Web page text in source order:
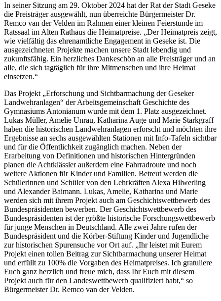
In seiner Sitzung am 29. Oktober 2024 hat der Rat der Stadt Geseke
die Preisträger ausgewählt, nun überreichte Bürgermeister Dr.
Remco van der Velden im Rahmen einer kleinen Feierstunde im
Ratssaal im Alten Rathaus die Heimatpreise. „Der Heimatpreis zeigt,
wie vielfältig das ehrenamtliche Engagement in Geseke ist. Die
ausgezeichneten Projekte machen unsere Stadt lebendig und
zukunftsfähig. Ein herzliches Dankeschön an alle Preisträger und an
alle, die sich tagtäglich für ihre Mitmenschen und ihre Heimat
einsetzen.“
Das Projekt „Erforschung und Sichtbarmachung der Geseker
Landwehranlagen“ der Arbeitsgemeinschaft Geschichte des
Gymnasiums Antonianum wurde mit dem 1. Platz ausgezeichnet.
Lukas Müller, Amelie Unrau, Katharina Auge und Marie Starkgraff
haben die historischen Landwehranlagen erforscht und möchten ihre
Ergebnisse an sechs ausgewählten Stationen mit Info-Tafeln sichtbar
und für die Öffentlichkeit zugänglich machen. Neben der
Erarbeitung von Definitionen und historischen Hintergründen
planen die Achtklässler außerdem eine Fahrradroute und noch
weitere Aktionen für Kinder und Familien. Betreut werden die
Schülerinnen und Schüler von den Lehrkräften Alexa Hilwerling
und Alexander Baimann. Lukas, Amelie, Katharina und Marie
werden sich mit ihrem Projekt auch am Geschichtswettbewerb des
Bundespräsidenten bewerben. Der Geschichtswettbewerb des
Bundespräsidenten ist der größte historische Forschungswettbewerb
für junge Menschen in Deutschland. Alle zwei Jahre rufen der
Bundespräsident und die Körber-Stiftung Kinder und Jugendliche
zur historischen Spurensuche vor Ort auf. „Ihr leistet mit Eurem
Projekt einen tollen Beitrag zur Sichtbarmachung unserer Heimat
und erfüllt zu 100% die Vorgaben des Heimatpreises. Ich gratuliere
Euch ganz herzlich und freue mich, dass Ihr Euch mit diesem
Projekt auch für den Landeswettbewerb qualifiziert habt,“ so
Bürgermeister Dr. Remco van der Velden.